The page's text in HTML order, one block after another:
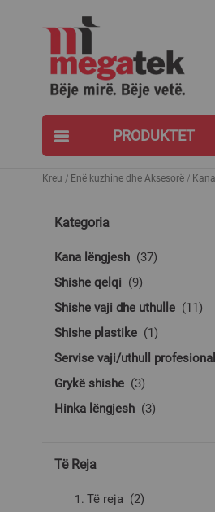
PRODUKTET
Kreu Enë kuzhine dhe Aksesorë
Kategoria
Kana lëngjesh 37produkte
Shishe qelqi
9produkte
Shishe vaji dhe uthulle
11
Shishe plastike
1produkt
Servise vaji/uthull
Grykë shishe
3produkte
Hinka lëngjesh
3produkte
Të Reja
Të reja 2produkte